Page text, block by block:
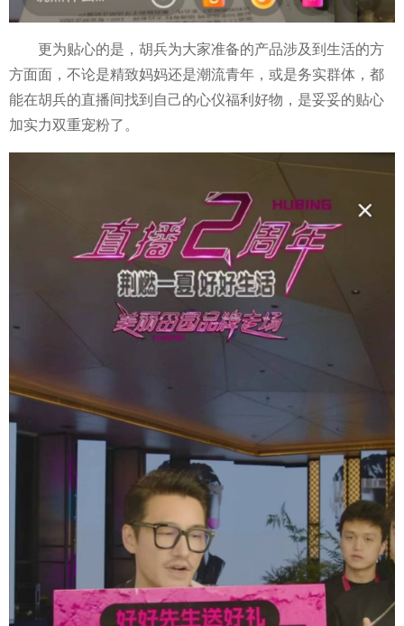
更为贴心的是，胡兵为大家准备的产品涉及到生活的方
方面面，不论是精致妈妈还是潮流青年，或是务实群体，都
能在胡兵的直播间找到自己的心仪福利好物，是妥妥的贴心
加实力双重宠粉了。